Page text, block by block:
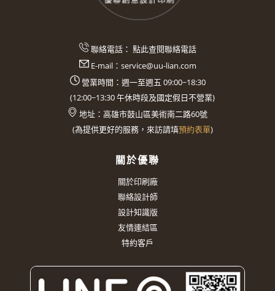
聯絡電話： 點此查閱聯絡電話
E-mail： service@uu-lian.com
營業時間：週一至週五 09:00~18:30
(12:00~13:30午休時段及國定假日不營業)
地址： 高雄市鼓山區美術南二路60號
(為提供更好的服務，來訪請填預約表單)
關於優聯
關於印刷廠
聯絡設計師
設計知識版
友情連結區
特約客戶